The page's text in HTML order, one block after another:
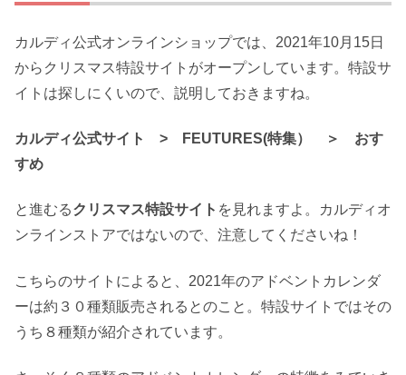
カルディ公式オンラインショップでは、2021年10月15日
からクリスマス特設サイトがオープンしています。特設サ
イトは探しにくいので、説明しておきますね。
カルディ公式サイト > FEUTURES(特集） ＞ おす
すめ
と進むるクリスマス特設サイト を見れますよ。カルディオ
ンラインストアではないので、注意してくださいね！
こちらのサイトによると、2021年のアドベントカレンダ
ーは約３０種類販売されるとのこと。特設サイトではその
うち ８種類が紹介されています。